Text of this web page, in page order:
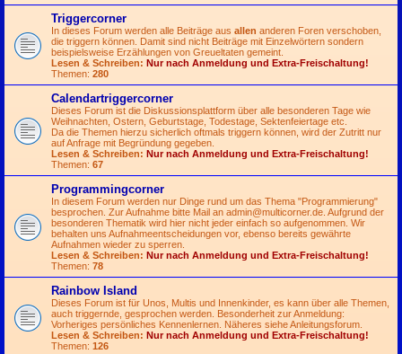
Triggercorner
In dieses Forum werden alle Beiträge aus allen anderen Foren verschoben,
die triggern können. Damit sind nicht Beiträge mit Einzelwörtern sondern
beispielsweise Erzählungen von Greueltaten gemeint.
Lesen & Schreiben: Nur nach Anmeldung und Extra-Freischaltung!
Themen: 280
Calendartriggercorner
Dieses Forum ist die Diskussionsplattform über alle besonderen Tage wie
Weihnachten, Ostern, Geburtstage, Todestage, Sektenfeiertage etc.
Da die Themen hierzu sicherlich oftmals triggern können, wird der Zutritt nur
auf Anfrage mit Begründung gegeben.
Lesen & Schreiben: Nur nach Anmeldung und Extra-Freischaltung!
Themen: 67
Programmingcorner
In diesem Forum werden nur Dinge rund um das Thema "Programmierung"
besprochen. Zur Aufnahme bitte Mail an admin@multicorner.de . Aufgrund der
besonderen Thematik wird hier nicht jeder einfach so aufgenommen. Wir
behalten uns Aufnahmeentscheidungen vor, ebenso bereits gewährte
Aufnahmen wieder zu sperren.
Lesen & Schreiben: Nur nach Anmeldung und Extra-Freischaltung!
Themen: 78
Rainbow Island
Dieses Forum ist für Unos, Multis und Innenkinder, es kann über alle Themen,
auch triggernde, gesprochen werden. Besonderheit zur Anmeldung:
Vorheriges persönliches Kennenlernen. Näheres siehe Anleitungsforum.
Lesen & Schreiben: Nur nach Anmeldung und Extra-Freischaltung!
Themen: 126